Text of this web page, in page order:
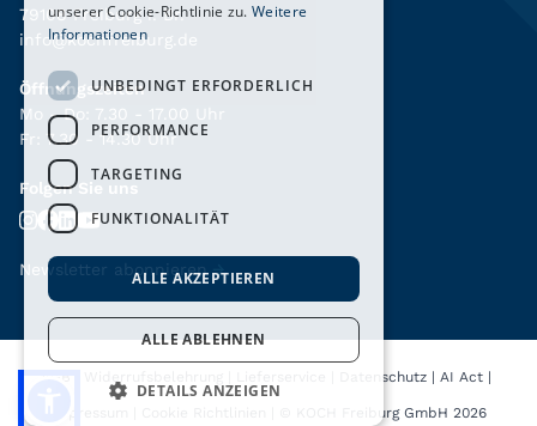
79108 Freiburg i. Br.
info@kochfreiburg.de
Öffnungszeiten
Mo - Do: 7.30 - 17.00 Uhr
Fr: 7.30 - 14.30 Uhr
Folgen Sie uns
Newsletter abonnieren →
AGB| Datenschutz | AI Act |
Impressum © KOCH Freiburg GmbH 2026
unserer Cookie-Richtlinie zu.Weitere
Informationen
UNBEDINGT ERFORDERLICH
PERFORMANCE
TARGETING
FUNKTIONALITÄT
ALLE AKZEPTIEREN
ALLE ABLEHNEN
DETAILS ANZEIGEN